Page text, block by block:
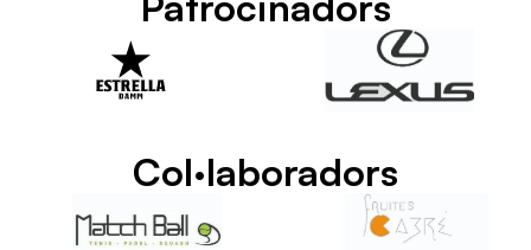
Col·laboradors